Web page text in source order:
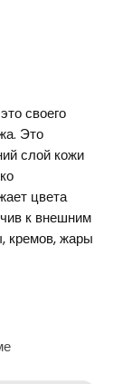
своего
Это
слой кожи
цвета
к внешним
кремов, жары